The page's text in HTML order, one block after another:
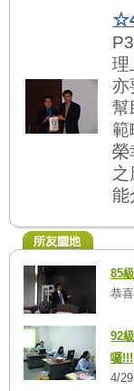
理
亦
幫
範
榮
能
85
恭
92
囉!!!
4/